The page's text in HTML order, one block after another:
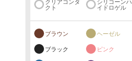
クリアコンタ
クト
シリコーンハ
イドロゲル
ブラウン ヘーゼル
ブラック ピンク